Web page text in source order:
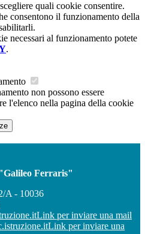
quali cookie consentire.
consentono il funzionamento della
necessari al funzionamento potete
.
non possono essere
l'elenco nella pagina della cookie
Ferraris"
A - 10036
Link per inviare una mail
Link per inviare una